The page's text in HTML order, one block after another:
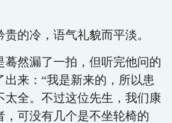
的冷，语气礼貌而平淡。
蓦然漏了一拍，但听完他问的
出来：“我是新来的，所以患
太全。不过这位先生，我们康
，可没有几个是不坐轮椅的